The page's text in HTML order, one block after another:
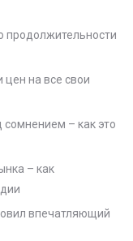
продолжительности
на все свои
– как это
– как
впечатляющий